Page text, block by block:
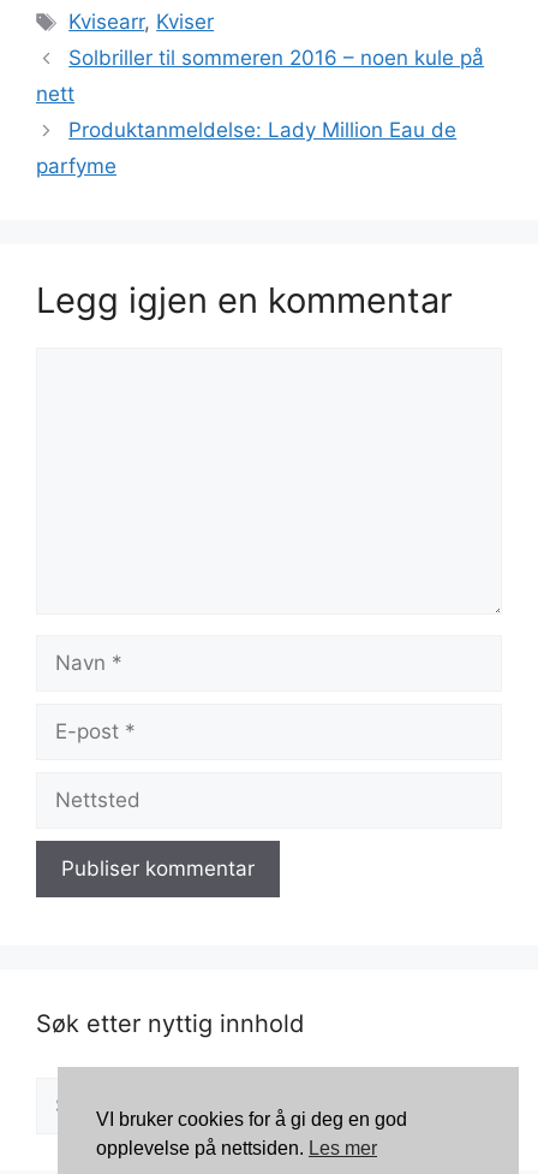
Stikkord
Kvisearr, Kviser
Solbriller til sommeren 2016 – noen kule på
nett
Produktanmeldelse: Lady Million Eau de
parfyme
Legg igjen en kommentar
Navn
Nettsted
Søk etter nyttig innhold
VI bruker cookies for å gi deg en god
opplevelse på nettsiden. Les mer